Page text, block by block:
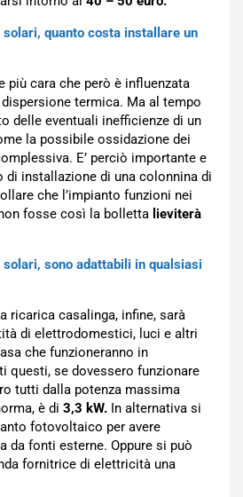
solari, quanto costa installare un
più cara che però è influenzata
termica. Ma al tempo
delle eventuali inefficienze di un
la possibile ossidazione dei
E’ perciò importante e
di installazione di una colonnina di
che l’impianto funzioni nei
fosse così la bolletta lieviterà
solari, sono adattabili in qualsiasi
ricarica casalinga, infine, sarà
di elettrodomestici, luci e altri
che funzioneranno in
questi, se dovessero funzionare
tutti dalla potenza massima
è di 3,3 kW. In alternativa si
fotovoltaico per avere
da fonti esterne. Oppure si può
fornitrice di elettricità una